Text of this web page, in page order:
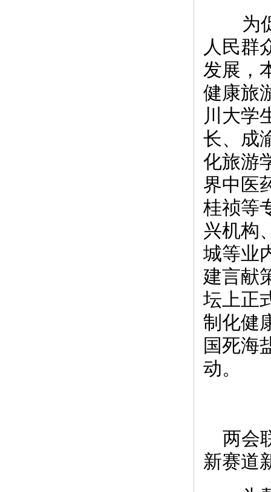
为
人民群
发展，
健康旅
川大学
长、成
化旅游
界中医
桂祯等
兴机构
城等业
建言献
坛上正
制化健
国死海
动。
两会
新赛道